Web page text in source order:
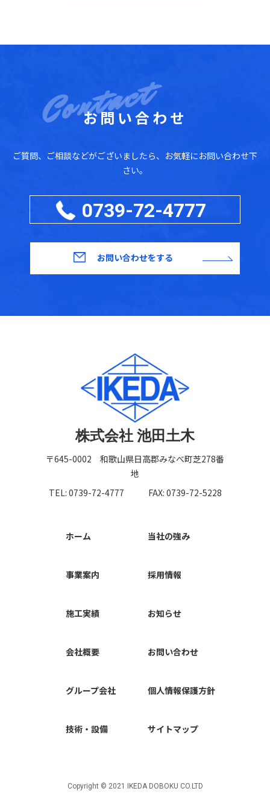
お問い合わせ
ご質問、ご相談などがございましたら、お気軽にお問い合わせ下
さい。
0739-72-4777
お問い合わせをする
株式会社 池田土木
〒645-0002 和歌山県日高郡みなべ町芝278番
地
TEL: 0739-72-4777
FAX: 0739-72-5228
ホーム
事業案内
施工実績
会社概要
グループ会社
技術・設備
当社の強み
採用情報
お知らせ
お問い合わせ
個人情報保護方針
サイトマップ
Copyright © 2021 IKEDA DOBOKU CO.LTD